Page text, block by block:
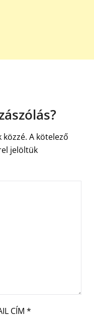
közzé. A kötelező
jelöltük
CÍM *